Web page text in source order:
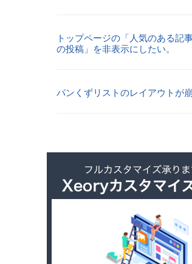
トップページの「人気のある記
の投稿」を非表示にしたい。
パンくずリストのレイアウトが